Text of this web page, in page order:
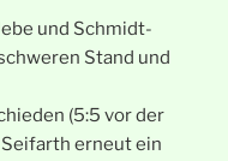
und Schmidt-
Stand und
(5:5 vor der
erneut ein